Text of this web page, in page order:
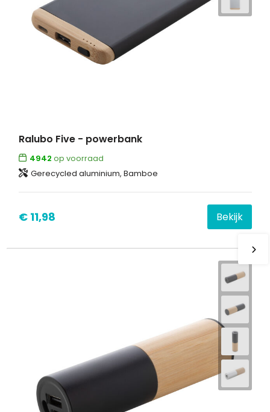
Ralubo Five - powerbank
4942 op voorraad
Gerecycled aluminium, Bamboe
€ 11,98 Bekijk